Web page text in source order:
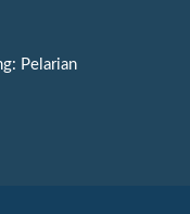
Pelarian